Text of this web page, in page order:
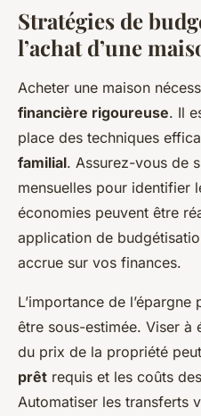
Stratégies de
l’achat d’une
Acheter une maison
financière rigoureuse. Il
place des techniques
familial. Assurez-vous de
mensuelles pour identifier
économies peuvent être
application de
accrue sur vos finances.
L’importance de
être sous-estimée. Viser à
du prix de la propriété
prêt requis et les coûts
Automatiser les transferts